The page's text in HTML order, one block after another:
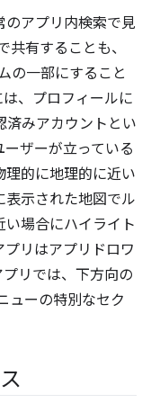
のアプリ内検索で見
有することも、
の一部にすること
、プロフィールに
済みアカウントとい
ザーが立っている
理的に地理的に近い
表示された地図でル
場合にハイライト
リはアプリドロワ
リでは、下方向の
ューの特別なセク